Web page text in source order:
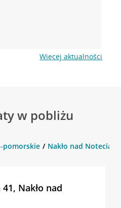
Więcej aktualności
w pobliżu
pomorskie Nakło nad Notecią
Nakło nad